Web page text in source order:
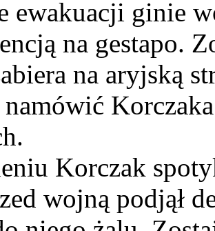
ewakuacji ginie
na gestapo.
na aryjską
namówić
Korczak
wojną podjął